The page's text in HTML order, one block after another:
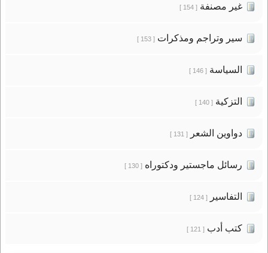
غير مصنفة[ 154 ]
سير وتراجم ومذكرات[ 153 ]
السياسة[ 146 ]
التزكية[ 140 ]
دواوين الشعر[ 131 ]
رسائل ماجستير ودكتوراه[ 130 ]
التفاسير[ 124 ]
كتب أدب[ 121 ]